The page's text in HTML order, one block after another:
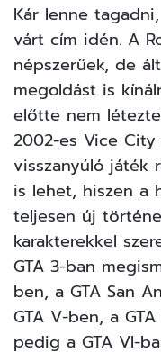
Kár lenne
várt cím idén. A
népszerűek, de
megoldást is
előtte nem
2002-es Vice City
visszanyúló játék
is lehet, hiszen a
teljesen új
karakterekkel
GTA 3-ban
ben, a GTA San
GTA V-ben, a
pedig a GTA VI-